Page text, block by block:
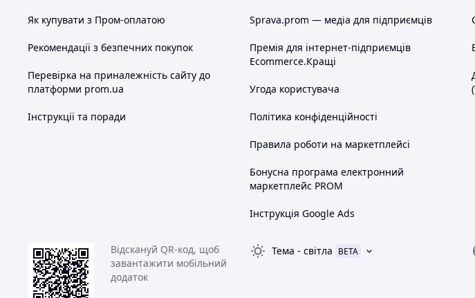
Як купувати з Пром-оплатою
Рекомендації з безпечних покупок
Перевірка на приналежність сайту до
платформи prom.ua
Інструкції та поради
Sprava.prom — медіа для підприємців
Премія для інтернет-підприємців
Ecommerce.Кращі
Угода користувача
Політика конфіденційності
Правила роботи на маркетплейсі
Бонусна програма електронний
маркетплейс PROM
Інструкція Google Ads
Відскануй QR-код, щоб
завантажити мобільний
додаток
Тема - світла BETA